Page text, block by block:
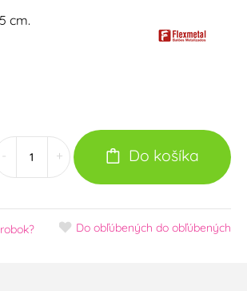
cm.
+ Do košíka
Do obľúbených do obľúbených